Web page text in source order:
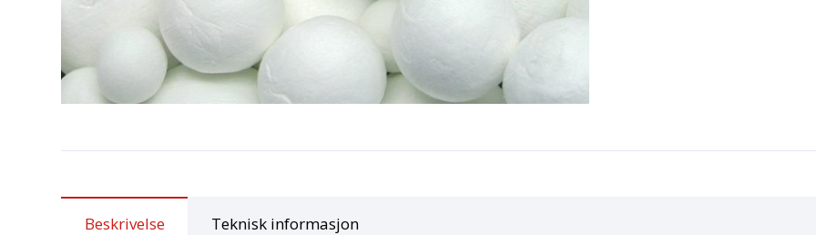
Beskrivelse Teknisk informasjon